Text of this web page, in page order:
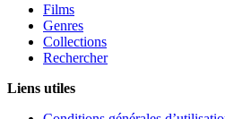
Films
Genres
Collections
Rechercher
Liens utiles